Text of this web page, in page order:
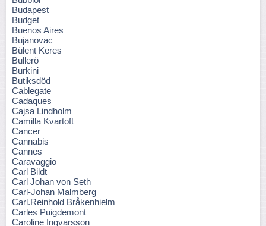
Budapest
Budget
Buenos Aires
Bujanovac
Bülent Keres
Bullerö
Burkini
Butiksdöd
Cablegate
Cadaques
Cajsa Lindholm
Camilla Kvartoft
Cancer
Cannabis
Cannes
Caravaggio
Carl Bildt
Carl Johan von Seth
Carl-Johan Malmberg
Carl.Reinhold Bråkenhielm
Carles Puigdemont
Caroline Ingvarsson